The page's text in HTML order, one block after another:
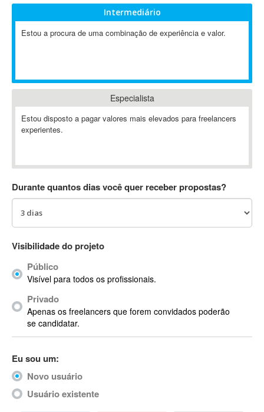
ABAP
Abaqus
ABBYY FineReader
Ableton
Ableton Push
Abstract
AC3
ACID Pro
ACPI
Acrobat
Acrobat X
Acronis
ACT
Actimize
ActionScript
ActionScript 3
Intermediário
Estou a procura de uma combinação de experiência e valor.
Especialista
Estou disposto a pagar valores mais elevados para freelancers
experientes.
Durante quantos dias você quer receber propostas?
Visibilidade do projeto
Público
Visível para todos os profissionais.
Privado
Apenas os freelancers que forem convidados poderão
se candidatar.
Eu sou um:
Novo usuário
Usuário existente